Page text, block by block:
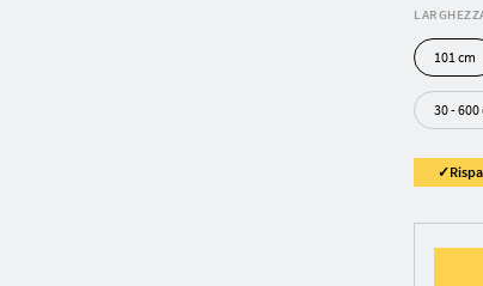
101 cm
30 -